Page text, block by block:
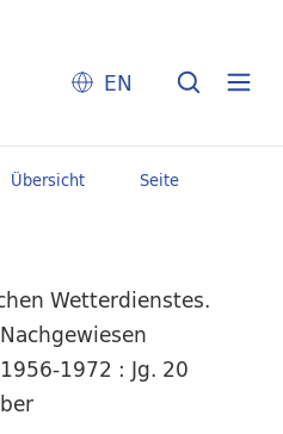
EN
Übersicht Seite
Wetterdienstes.
1972 : Jg. 20